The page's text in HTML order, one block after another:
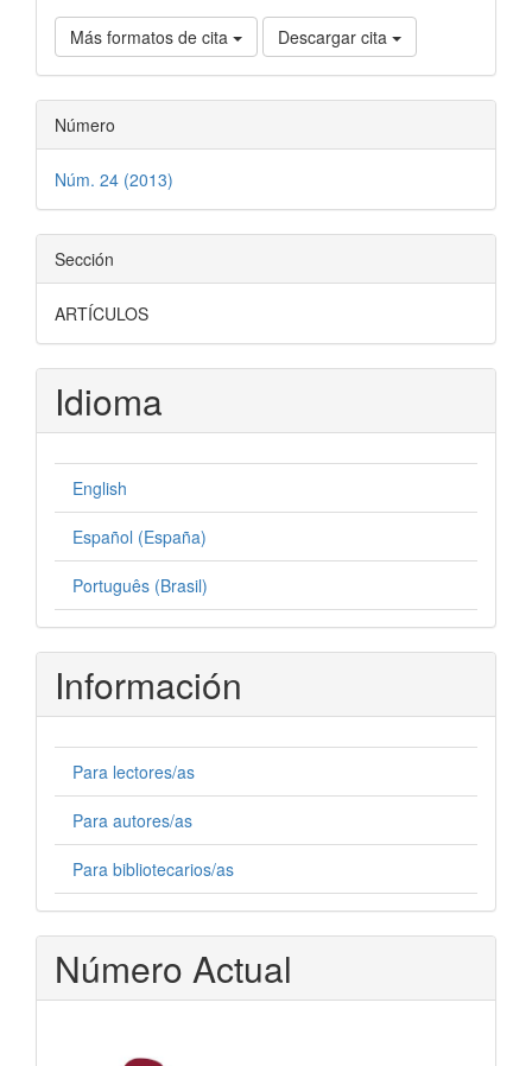
Más formatos de cita Descargar cita
Número
Núm. 24 (2013)
Sección
ARTÍCULOS
Idioma
English
Español (España)
Português (Brasil)
Información
Para lectores/as
Para autores/as
Para bibliotecarios/as
Número Actual